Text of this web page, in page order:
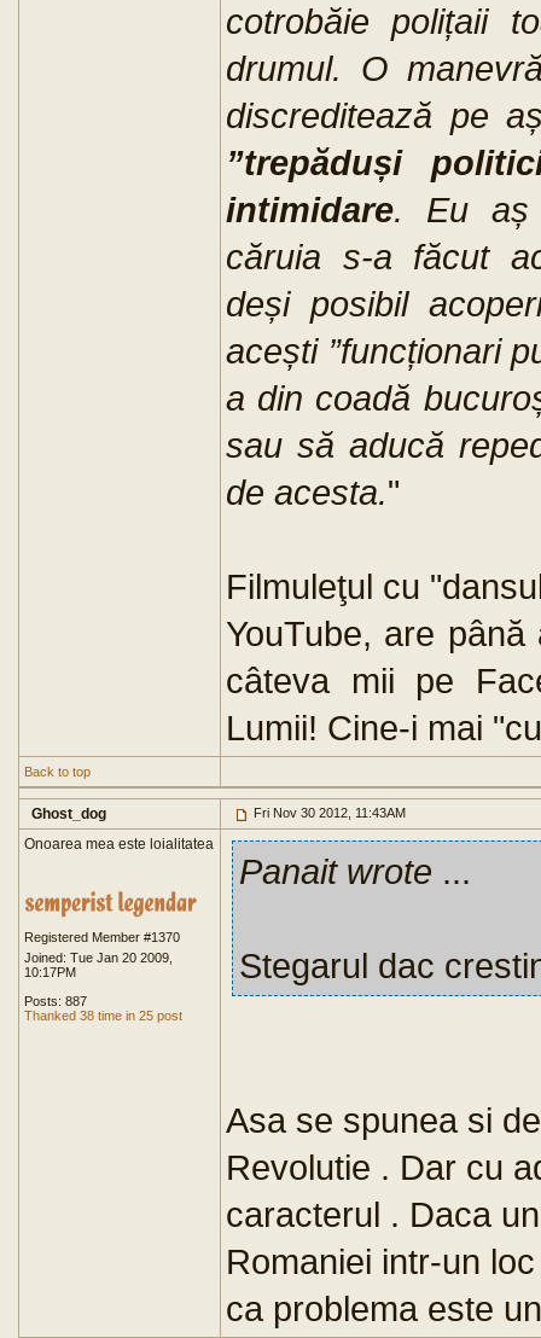
cotrobăie polițaii
drumul. O
discreditează pe
”trepăduși
intimidare. Eu aș
căruia s-a făcut
deși posibil
acești ”funcționari
a din coadă
sau să aducă
de acesta."
Filmuleţul cu
YouTube, are
câteva mii pe
Lumii! Cine-i mai
Back to top
Ghost_dog Fri Nov 30 2012, 11:43AM
Onoarea mea este loialitatea
Registered Member #1370
Joined: Tue Jan 20 2009,
10:17PM
Posts: 887
Thanked 38 time in 25 post
Panait wrote ...
Stegarul dac
Asa se spunea si
Revolutie . Dar cu
caracterul . Daca
Romaniei intr-un
ca problema este